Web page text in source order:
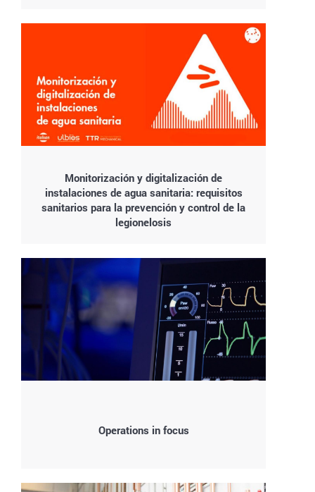
Monitorización y digitalización de
instalaciones de agua sanitaria: requisitos
sanitarios para la prevención y control de la
legionelosis
Operations in focus